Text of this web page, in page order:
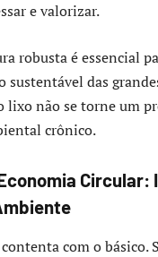
e valorizar.
robusta é essencial
das
lixo não se torne um
crônico.
Circular:
com o básico.